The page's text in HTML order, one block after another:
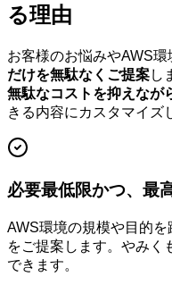
る理由
お客様のお悩みやAWS環
だけを無駄なくご提案し
無駄なコストを抑えなが
きる内容にカスタマイズ
必要最低限かつ、最
AWS環境の規模や目的
をご提案します。やみく
できます。